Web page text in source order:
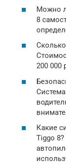
Можно
8
200 000
Какие
Tiggo